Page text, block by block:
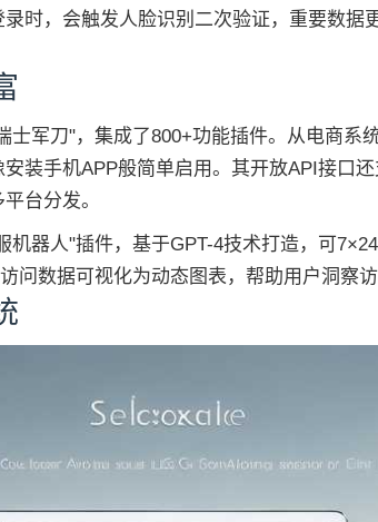
时，会触发人脸识别二次验证，重要数据
士军刀"，集成了800+功能插件。从电商系
装手机APP般简单启用。其开放API接口
台分发。
机器人"插件，基于GPT-4技术打造，可
问数据可视化为动态图表，帮助用户洞察访